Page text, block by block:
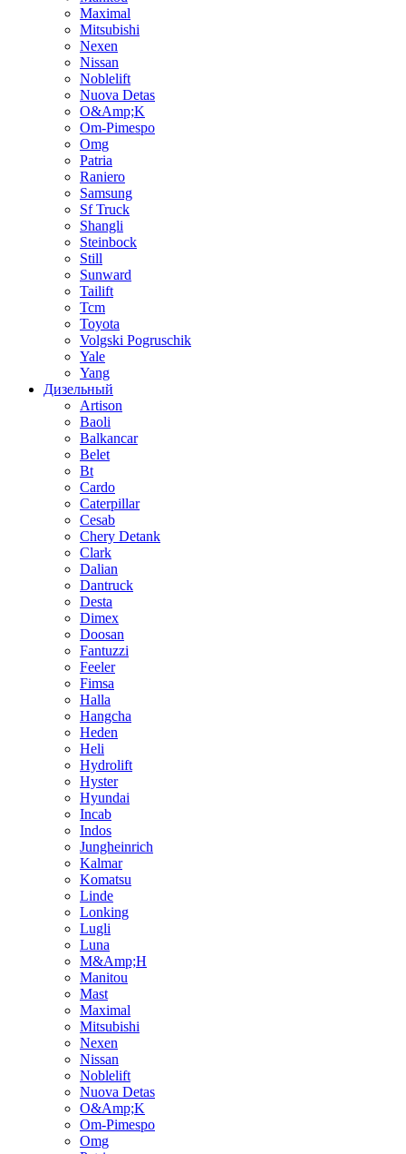
Maximal
Mitsubishi
Nexen
Nissan
Noblelift
Nuova Detas
O&Amp;K
Om-Pimespo
Omg
Patria
Raniero
Samsung
Sf Truck
Shangli
Steinbock
Still
Sunward
Tailift
Tcm
Toyota
Volgski Pogruschik
Yale
Yang
Дизельный
Artison
Baoli
Balkancar
Belet
Bt
Cardo
Caterpillar
Cesab
Chery Detank
Clark
Dalian
Dantruck
Desta
Dimex
Doosan
Fantuzzi
Feeler
Fimsa
Halla
Hangcha
Heden
Heli
Hydrolift
Hyster
Hyundai
Incab
Indos
Jungheinrich
Kalmar
Komatsu
Linde
Lonking
Lugli
Luna
M&Amp;H
Manitou
Mast
Maximal
Mitsubishi
Nexen
Nissan
Noblelift
Nuova Detas
O&Amp;K
Om-Pimespo
Omg